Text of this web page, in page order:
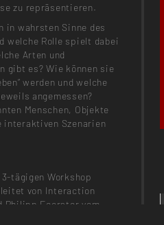
zu repräsentieren.
in wahrsten Sinne des
welche Rolle spielt dabei
Arten und
gibt es? Wie können sie
werden und welche
angemessen?
Menschen, Objekte
interaktiven Szenarien
tägigen Workshop
von Interaction
Philipp Foerster vom